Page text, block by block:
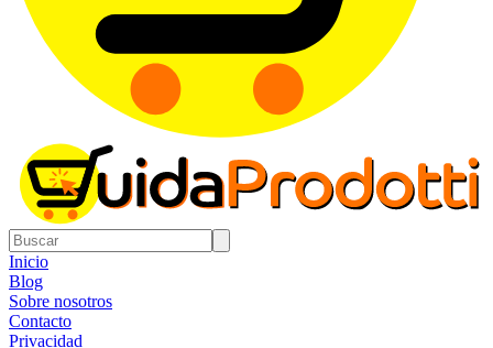
Inicio
Blog
Sobre nosotros
Contacto
Privacidad